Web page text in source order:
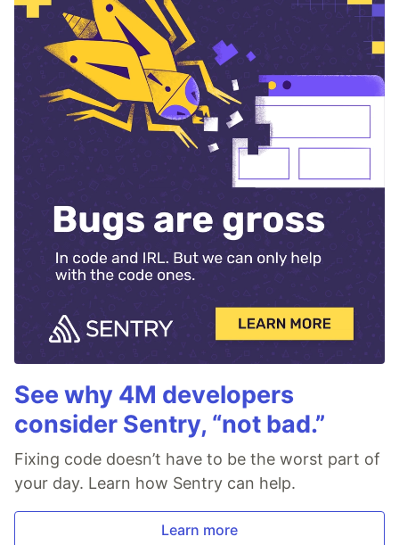
See why 4M developers
consider Sentry, “not bad.”
Fixing code doesn’t have to be the worst part of
your day. Learn how Sentry can help.
Learn more